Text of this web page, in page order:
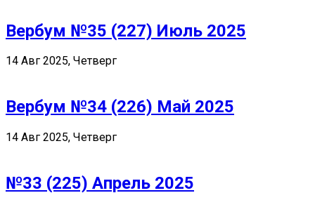
Вербум №35 (227) Июль 2025
14 Авг 2025, Четверг
Вербум №34 (226) Май 2025
14 Авг 2025, Четверг
№33 (225) Апрель 2025